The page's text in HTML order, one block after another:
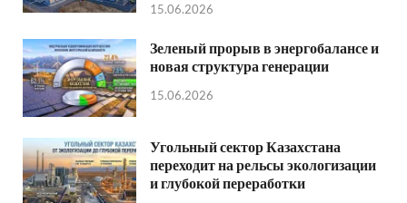
15.06.2026
Зеленый прорыв в энергобалансе и
новая структура генерации
15.06.2026
Угольный сектор Казахстана
переходит на рельсы экологизации
и глубокой переработки